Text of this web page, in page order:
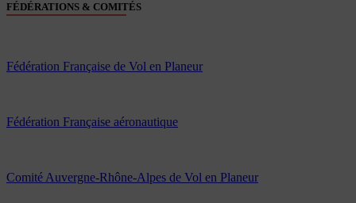
FÉDÉRATIONS & COMITÉS
Fédération Française de Vol en Planeur
Fédération Française aéronautique
Comité Auvergne-Rhône-Alpes de Vol en Planeur